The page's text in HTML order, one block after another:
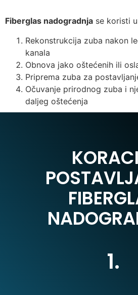
Fiberglas nadogradnja se koristi
Rekonstrukcija zuba nakon
kanala
Obnova jako oštećenih ili
Priprema zuba za
Očuvanje prirodnog zuba i
daljeg oštećenja
1.